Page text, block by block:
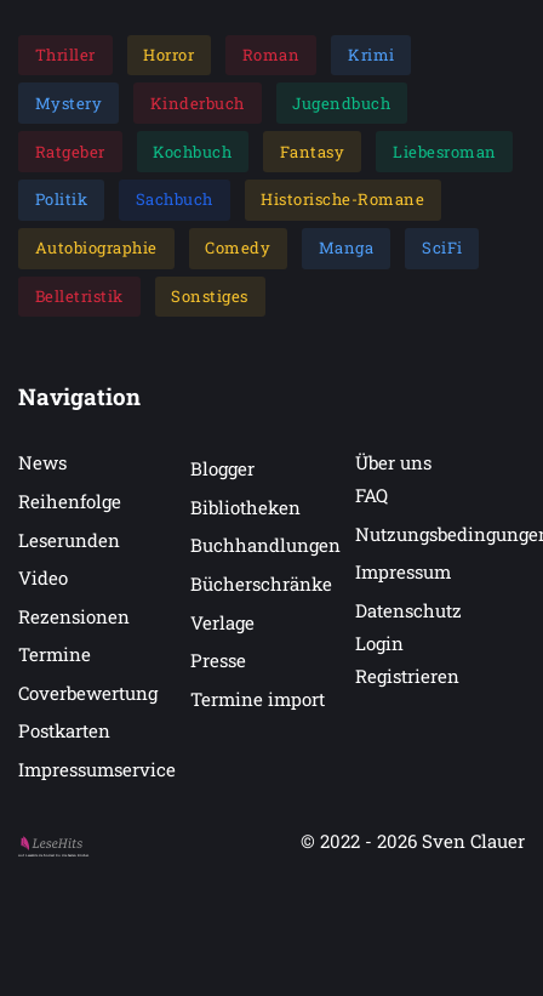
Thriller Horror Roman Krimi
Mystery Kinderbuch Jugendbuch
Ratgeber Kochbuch Fantasy Liebesroman
Politik Sachbuch Historische-Romane
Autobiographie Comedy Manga SciFi
Belletristik Sonstiges
Navigation
News
Reihenfolge
Leserunden
Video
Rezensionen
Termine
Coverbewertung
Postkarten
Impressumservice
Blogger
Bibliotheken
Buchhandlungen
Bücherschränke
Verlage
Presse
Termine import
Über uns
FAQ
Impressum
Datenschutz
Login
Registrieren
Auf LeseHits.de findest Du die besten Bücher.
© 2022 - 2026 Sven Clauer